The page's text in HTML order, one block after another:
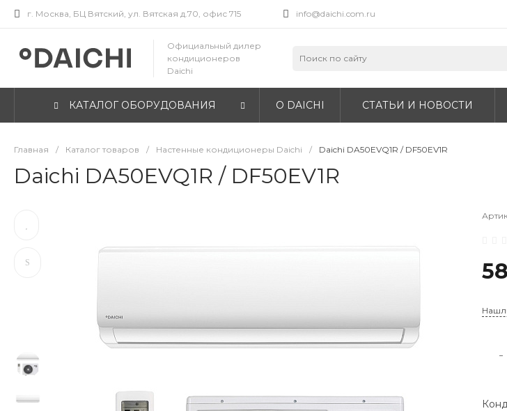
г. Москва, БЦ Вятский, ул. Вятская д.70, офис 715 info@daichi.com.ru
Официальный дилер
кондиционеров
Daichi
КАТАЛОГ ОБОРУДОВАНИЯ О DAICHI СТАТЬИ И НОВОСТИ
Главная / Каталог товаров / Настенные кондиционеры Daichi / Daichi DA50EVQ1R / DF50EV1R
Daichi DA50EVQ1R / DF50EV1R
-